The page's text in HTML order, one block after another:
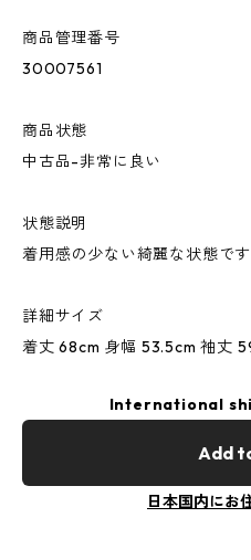
商品管理番号
30007561
商品状態
中古品-非常に良い
状態説明
着用感の少ない綺麗な状態です
詳細サイズ
着丈 68cm 身幅 53.5cm 袖丈
International
Add
日本国内にお